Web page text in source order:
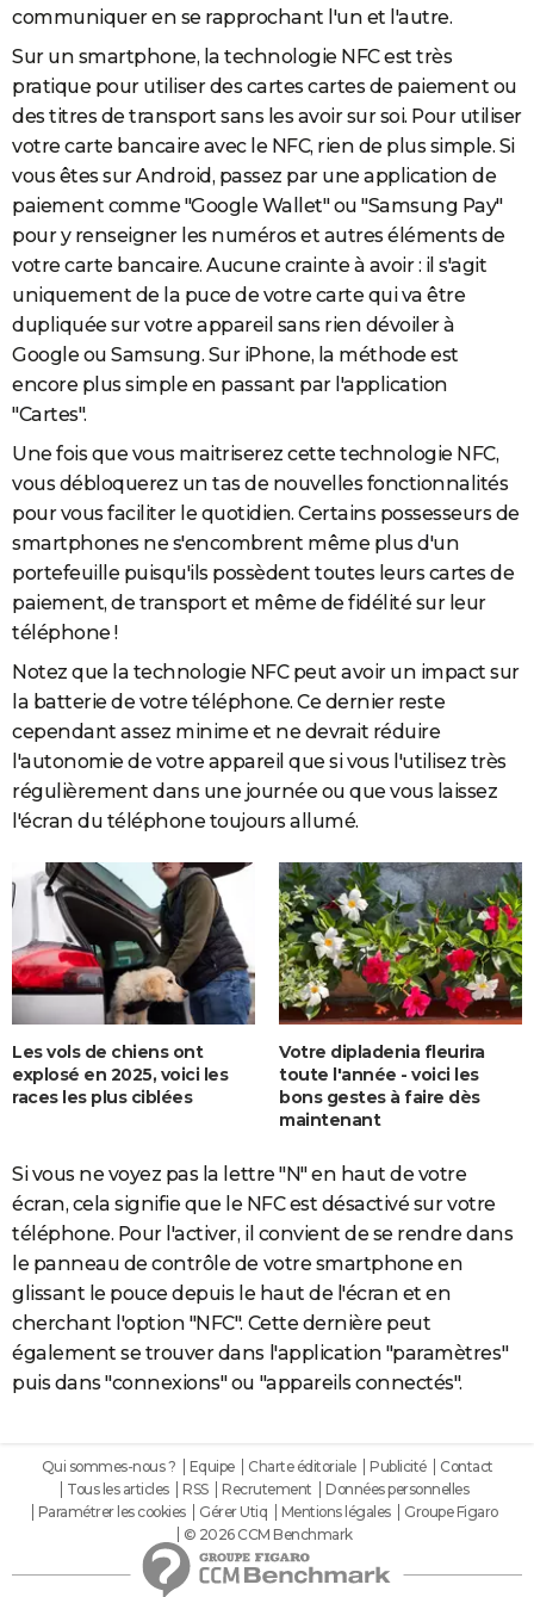
communiquer en se rapprochant l'un et l'autre.
Sur un smartphone, la technologie NFC est très
pratique pour utiliser des cartes cartes de paiement ou
des titres de transport sans les avoir sur soi. Pour utiliser
votre carte bancaire avec le NFC, rien de plus simple. Si
vous êtes sur Android, passez par une application de
paiement comme "Google Wallet" ou "Samsung Pay"
pour y renseigner les numéros et autres éléments de
votre carte bancaire. Aucune crainte à avoir : il s'agit
uniquement de la puce de votre carte qui va être
dupliquée sur votre appareil sans rien dévoiler à
Google ou Samsung. Sur iPhone, la méthode est
encore plus simple en passant par l'application
"Cartes".
Une fois que vous maitriserez cette technologie NFC,
vous débloquerez un tas de nouvelles fonctionnalités
pour vous faciliter le quotidien. Certains possesseurs de
smartphones ne s'encombrent même plus d'un
portefeuille puisqu'ils possèdent toutes leurs cartes de
paiement, de transport et même de fidélité sur leur
téléphone !
Notez que la technologie NFC peut avoir un impact sur
la batterie de votre téléphone. Ce dernier reste
cependant assez minime et ne devrait réduire
l'autonomie de votre appareil que si vous l'utilisez très
régulièrement dans une journée ou que vous laissez
l'écran du téléphone toujours allumé.
Les vols de chiens ont
explosé en 2025, voici les
races les plus ciblées
Votre dipladenia fleurira
toute l'année - voici les
bons gestes à faire dès
maintenant
Si vous ne voyez pas la lettre "N" en haut de votre
écran, cela signifie que le NFC est désactivé sur votre
téléphone. Pour l'activer, il convient de se rendre dans
le panneau de contrôle de votre smartphone en
glissant le pouce depuis le haut de l'écran et en
cherchant l'option "NFC". Cette dernière peut
également se trouver dans l'application "paramètres"
puis dans "connexions" ou "appareils connectés".
Qui sommes-nous ? Equipe Charte éditoriale Publicité
Contact
Tous les articles
RSS Recrutement
Données personnelles
Paramétrer les cookies
Gérer Utiq Mentions légales
Groupe Figaro
© 2026 CCM Benchmark